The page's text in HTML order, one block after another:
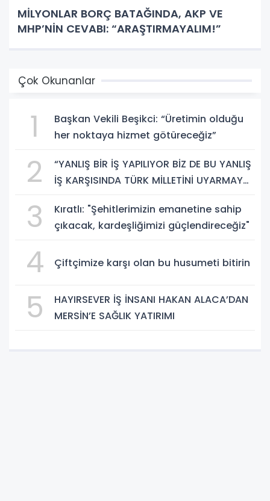
MİLYONLAR BORÇ BATAĞINDA, AKP VE
MHP’NİN CEVABI: “ARAŞTIRMAYALIM!”
Çok Okunanlar
1
Başkan Vekili Beşikci: “Üretimin olduğu
her noktaya hizmet götüreceğiz”
2
“YANLIŞ BİR İŞ YAPILIYOR BİZ DE BU YANLIŞ
İŞ KARŞISINDA TÜRK MİLLETİNİ UYARMAYA
3
Kıratlı: "Şehitlerimizin emanetine sahip
çıkacak, kardeşliğimizi güçlendireceğiz"
4 Çiftçimize karşı olan bu husumeti bitirin
5
HAYIRSEVER İŞ İNSANI HAKAN ALACA’DAN
MERSİN’E SAĞLIK YATIRIMI